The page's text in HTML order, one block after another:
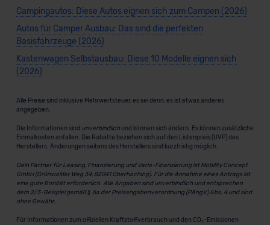
Campingautos: Diese Autos eignen sich zum Campen (2026)
Autos für Camper Ausbau: Das sind die perfekten
Basisfahrzeuge (2026)
Kastenwagen Selbstausbau: Diese 10 Modelle eignen sich
(2026)
Alle Preise sind inklusive Mehrwertsteuer, es sei denn, es ist etwas anderes
angegeben.
Die Informationen sind unverbindlichund können sich ändern. Es können zusätzliche
Einmalkosten anfallen. Die Rabatte beziehen sich auf den Listenpreis (UVP) des
Herstellers. Änderungen seitens des Herstellers sind kurzfristig möglich.
Dein Partner für Leasing, Finanzierung und Vario-Finanzierung ist Mobility Concept
GmbH (Grünwalder Weg 34, 82041 Oberhaching). Für die Annahme eines Antrags ist
eine gute Bonität erforderlich. Alle Angaben sind unverbindlich und entsprechen
dem 2/3-Beispiel gemäß § 6a der Preisangabenverordnung (PAngV) Abs. 4 und sind
ohne Gewähr.
Für Informationen zum offiziellen Kraftstoffverbrauch und den CO₂-Emissionen